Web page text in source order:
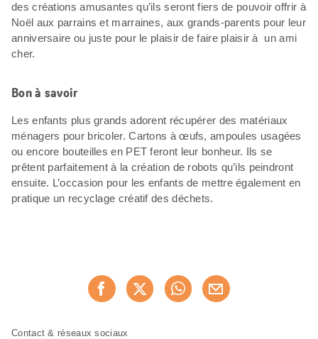
des créations amusantes qu’ils seront fiers de pouvoir offrir à
Noël aux parrains et marraines, aux grands-parents pour leur
anniversaire ou juste pour le plaisir de faire plaisir à un ami
cher.
Bon à savoir
Les enfants plus grands adorent récupérer des matériaux
ménagers pour bricoler. Cartons à œufs, ampoules usagées
ou encore bouteilles en PET feront leur bonheur. Ils se
prêtent parfaitement à la création de robots qu’ils peindront
ensuite. L’occasion pour les enfants de mettre également en
pratique un recyclage créatif des déchets.
Recommander maintenant
Pied
Navigation
Contact & réseaux sociaux